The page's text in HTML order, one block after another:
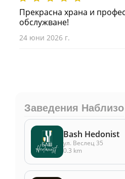
Прекрасна храна и
обслужване!
24 юни 2026 г.
Заведения Наблизо
Bash Hedonist
ул. Веслец 35
0.3 km